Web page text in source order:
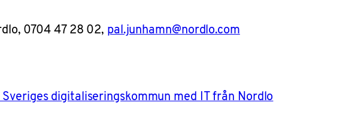
0704 47 28 02, pal.junhamn@nordlo.com
digitaliseringskommun med IT från Nordlo